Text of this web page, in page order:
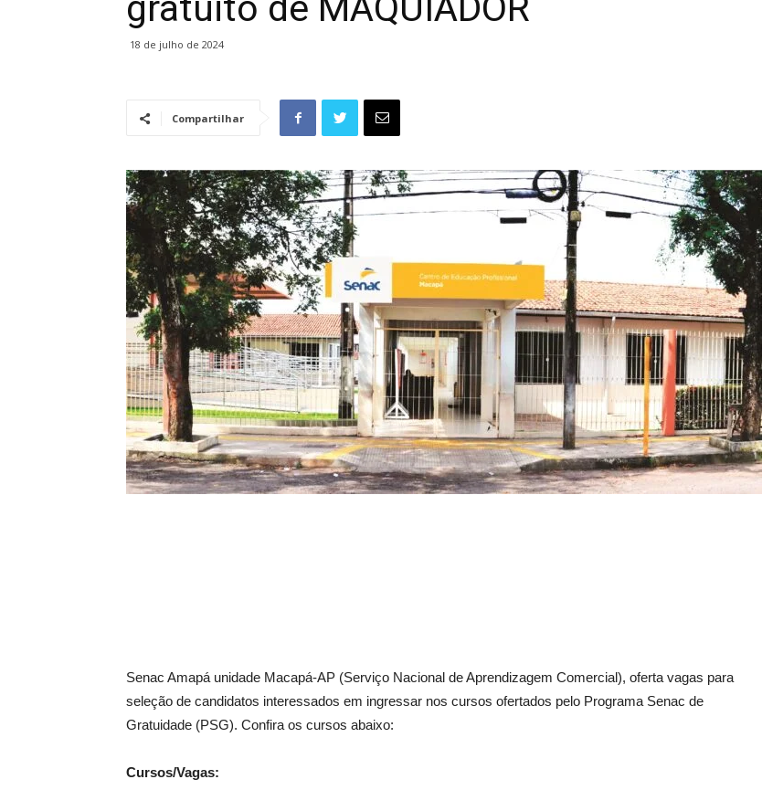
18 de julho de 2024
Compartilhar
Senac Amapá unidade Macapá-AP (Serviço Nacional de Aprendizagem Comercial), oferta vagas para
seleção de candidatos interessados em ingressar nos cursos ofertados pelo Programa Senac de
Gratuidade (PSG). Confira os cursos abaixo:
Cursos/Vagas: